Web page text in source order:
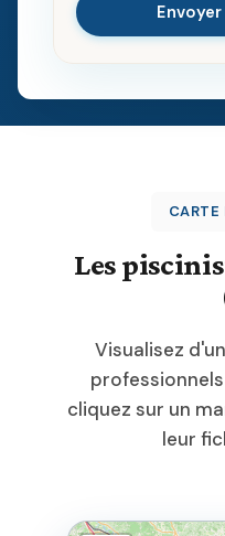
CARTE
Les
Visualisez
cliquez sur un
leur